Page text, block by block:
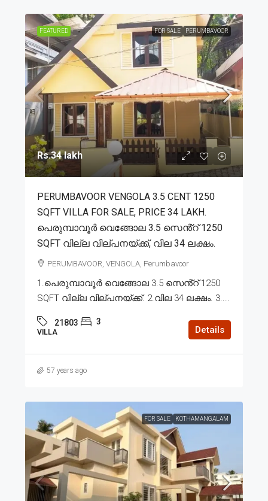
FEATURED FOR SALE PERUMBAVOOR
Rs.34 lakh
PERUMBAVOOR VENGOLA 3.5 CENT 1250
SQFT VILLA FOR SALE, PRICE 34 LAKH.
പെരുമ്പാവൂർ വെങ്ങോല 3.5 സെൻ്റ് 1250
SQFT വില്ല വില്പനയ്ക്ക്, വില 34 ലക്ഷം.
PERUMBAVOOR, VENGOLA, Perumbavoor
1.പെരുമ്പാവൂർ വെങ്ങോല 3.5 സെൻ്റ് 1250
SQFT വില്ല വില്പനയ്ക്ക്. 2.വില 34 ലക്ഷം. 3....
21803 3
VILLA Details
57 years ago
FOR SALE KOTHAMANGALAM